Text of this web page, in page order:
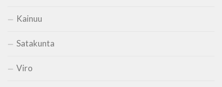
Kainuu
Satakunta
Viro